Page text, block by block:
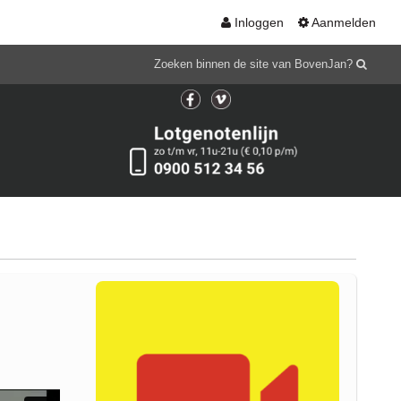
Inloggen Aanmelden
Zoeken binnen de site van BovenJan?